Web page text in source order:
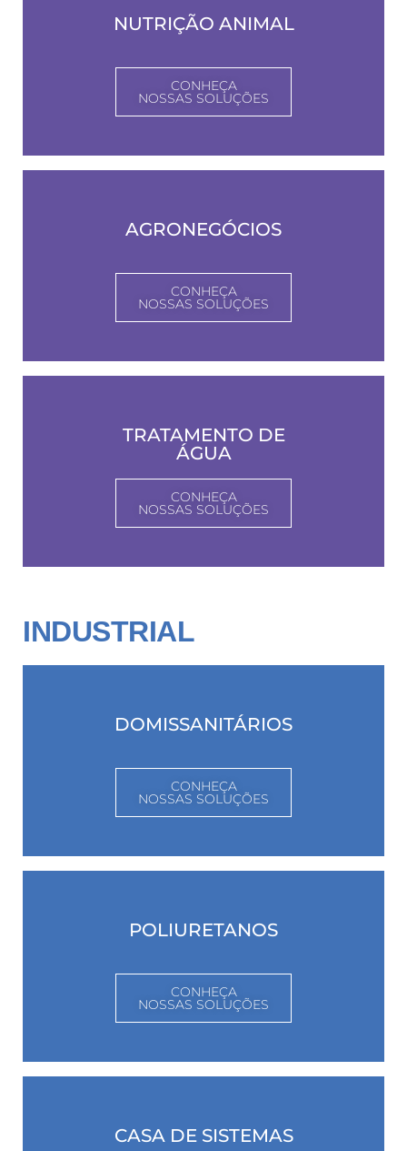
NUTRIÇÃO ANIMAL
CONHEÇA
NOSSAS SOLUÇÕES
AGRONEGÓCIOS
CONHEÇA
NOSSAS SOLUÇÕES
TRATAMENTO DE
ÁGUA
CONHEÇA
NOSSAS SOLUÇÕES
INDUSTRIAL
DOMISSANITÁRIOS
CONHEÇA
NOSSAS SOLUÇÕES
POLIURETANOS
CONHEÇA
NOSSAS SOLUÇÕES
CASA DE SISTEMAS